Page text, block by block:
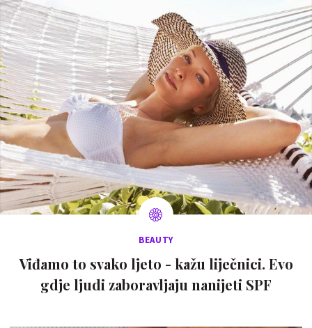
BEAUTY
Viđamo to svako ljeto - kažu liječnici. Evo
gdje ljudi zaboravljaju nanijeti SPF